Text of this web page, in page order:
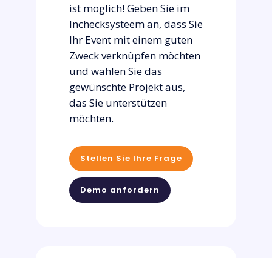
ist möglich! Geben Sie im
Inchecksysteem an, dass Sie
Ihr Event mit einem guten
Zweck verknüpfen möchten
und wählen Sie das
gewünschte Projekt aus,
das Sie unterstützen
möchten.
Stellen Sie Ihre Frage
Demo anfordern